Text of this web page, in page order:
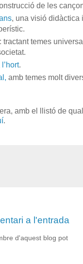
de les
, una visió didàctica
: tractant temes
.
amb temes molt
amb el llistó de
.
a l'entrada
d'aquest blog pot